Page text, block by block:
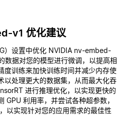
v1 优化建议
）设置中优化 NVIDIA nv-embed-
数据对您的模型进行微调，以提高相
度训练来加快训练时间并减少内存使
以处理更大的数据集，从而最大化吞
进行推理优化，以实现更快的
GPU 利用率，并尝试各种超参数，
以实现针对您的应用需求的最佳性